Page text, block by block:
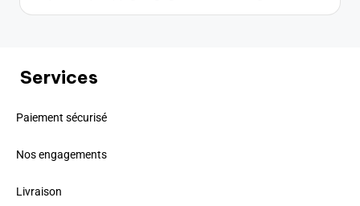
Services
Paiement sécurisé
Nos engagements
Livraison